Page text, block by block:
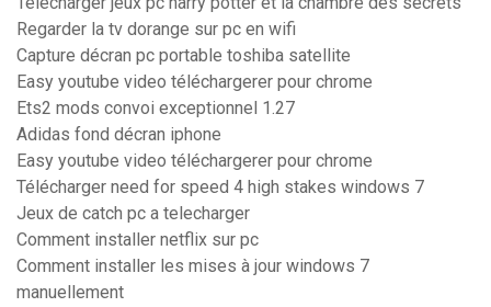
Regarder la tv dorange sur pc en wifi
Capture décran pc portable toshiba satellite
Easy youtube video téléchargerer pour chrome
Ets2 mods convoi exceptionnel 1.27
Adidas fond décran iphone
Easy youtube video téléchargerer pour chrome
Télécharger need for speed 4 high stakes windows 7
Jeux de catch pc a telecharger
Comment installer netflix sur pc
Comment installer les mises à jour windows 7
manuellement